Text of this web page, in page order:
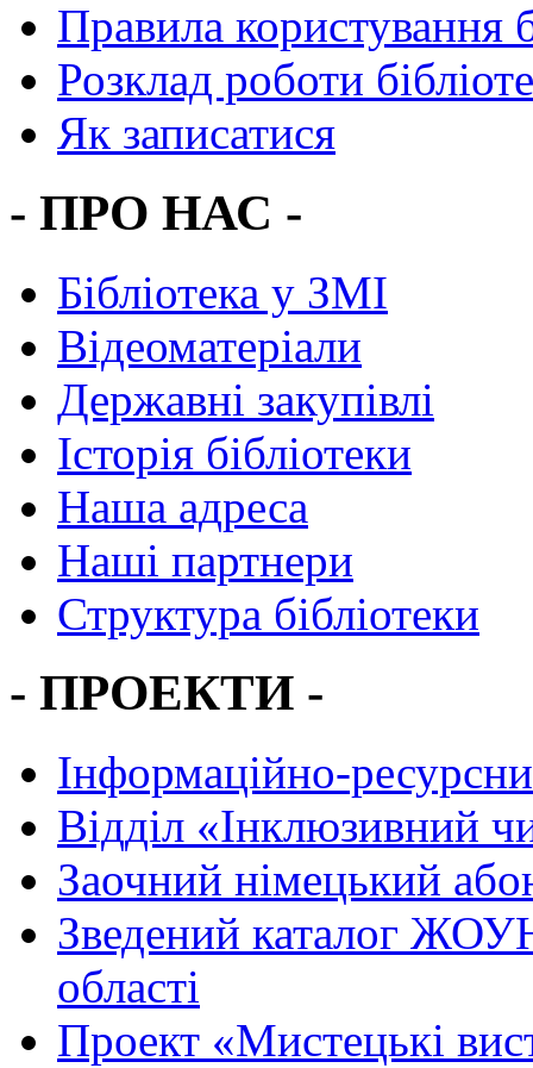
Правила користування
Розклад роботи
Як записатися
- ПРО НАС -
Бібліотека у ЗМІ
Відеоматеріали
Державні закупівлі
Історія бібліотеки
Наша адреса
Наші партнери
Структура бібліотеки
- ПРОЕКТИ -
Інформаційно-
Вiддiл «Інклюзивний
Заочний німецький
Зведений каталог
області
Проект «Мистецькі